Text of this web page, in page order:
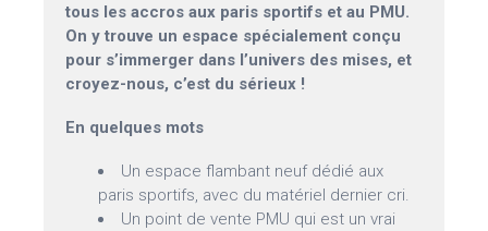
tous les accros aux paris sportifs et au PMU.
On y trouve un espace spécialement conçu
pour s’immerger dans l’univers des mises, et
croyez-nous, c’est du sérieux !
En quelques mots
Un espace flambant neuf dédié aux
paris sportifs, avec du matériel dernier cri.
Un point de vente PMU qui est un vrai